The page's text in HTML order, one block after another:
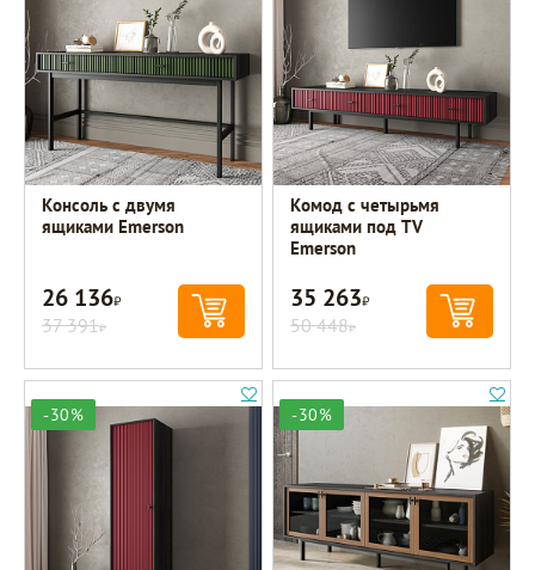
Консоль с двумя
ящиками Emerson
26 136Р
37 391Р
Комод с четырьмя
ящиками под TV
Emerson
35 263Р
50 448Р
-30% -30%